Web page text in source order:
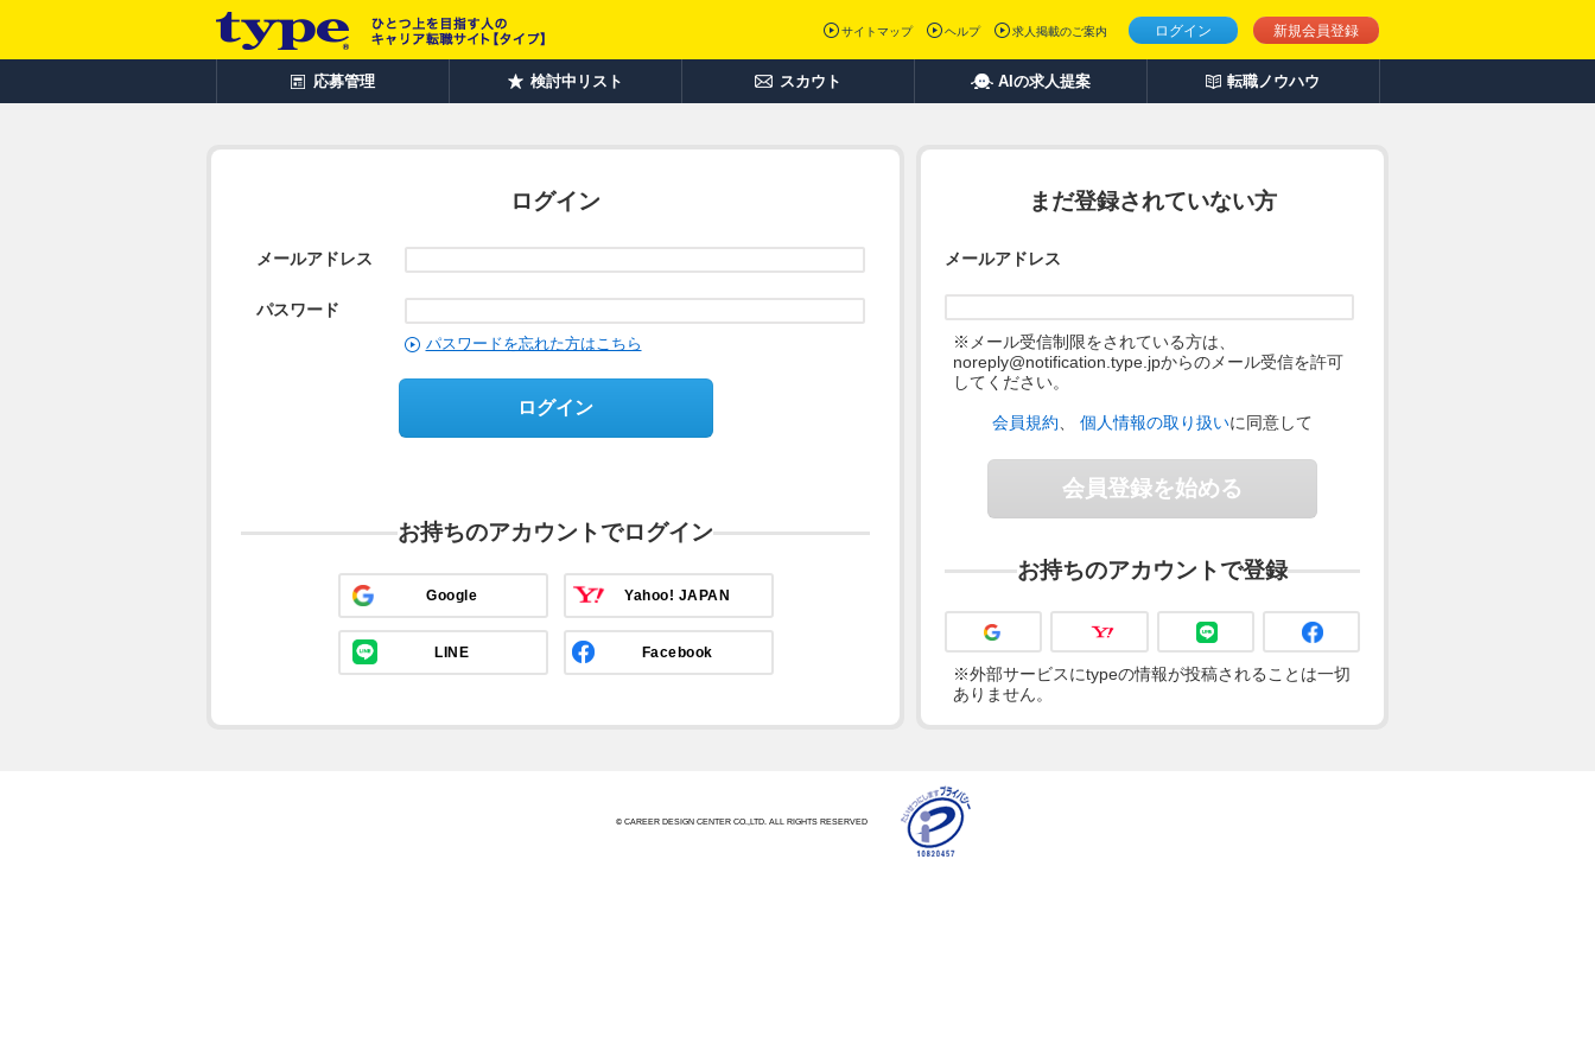
ログイン 新規会員登録
サイトマップ ヘルプ 求人掲載のご案内
応募管理 検討中リスト スカウト AIの求人提案 転職ノウハウ
ログイン
メールアドレス
パスワード
パスワードを忘れた方はこちら
ログイン
お持ちのアカウントでログイン
Google Yahoo! JAPAN
LINE Facebook
まだ登録されていない方
メールアドレス
※メール受信制限をされている方は、
noreply@notification.type.jpからのメール受信を許可
してください。
会員規約 個人情報の取り扱いに同意して
会員登録を始める
お持ちのアカウントで登録
※外部サービスにtypeの情報が投稿されることは一切
ありません。
© CAREER DESIGN CENTER CO.,LTD. ALL RIGHTS RESERVED